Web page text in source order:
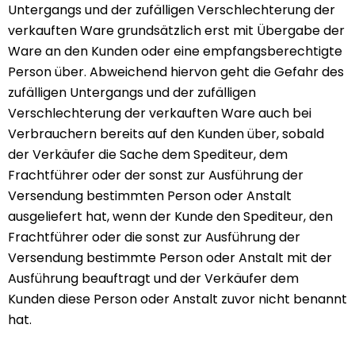
Untergangs und der zufälligen Verschlechterung der
verkauften Ware grundsätzlich erst mit Übergabe der
Ware an den Kunden oder eine empfangsberechtigte
Person über. Abweichend hiervon geht die Gefahr des
zufälligen Untergangs und der zufälligen
Verschlechterung der verkauften Ware auch bei
Verbrauchern bereits auf den Kunden über, sobald
der Verkäufer die Sache dem Spediteur, dem
Frachtführer oder der sonst zur Ausführung der
Versendung bestimmten Person oder Anstalt
ausgeliefert hat, wenn der Kunde den Spediteur, den
Frachtführer oder die sonst zur Ausführung der
Versendung bestimmte Person oder Anstalt mit der
Ausführung beauftragt und der Verkäufer dem
Kunden diese Person oder Anstalt zuvor nicht benannt
hat.